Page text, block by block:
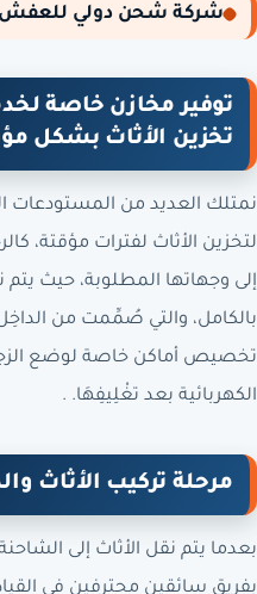
شركة شحن دولي للعفش
توفير مخازن خاصة
تخزين الأثاث بشكل
نمتلك العديد من المستودعات
لتخزين الأثاث لفترات مؤقتة،
إلى وجهاتها المطلوبة، حيث
بالكامل، والتي صُمِّمت من
تخصيص أماكن خاصة لوضع
الكهربائية بعد تغْلِيفِهَا. .
مرحلة تركيب الأثاث
بعدما يتم نقل الأثاث إلى
بفريق سائقين محترفين في